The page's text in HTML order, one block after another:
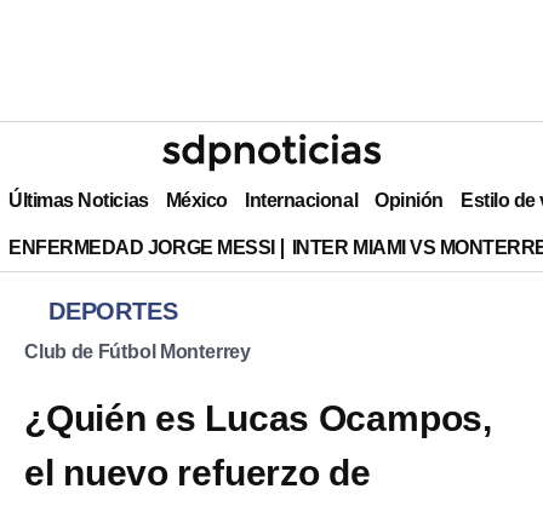
Últimas Noticias México Internacional Opinión Estilo de
ENFERMEDAD JORGE MESSI INTER MIAMI VS
DEPORTES
Club de Fútbol Monterrey
¿Quién es Lucas Ocampos,
el nuevo refuerzo de